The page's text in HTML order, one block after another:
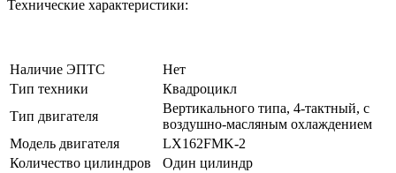
Технические характеристики:
Наличие ЭПТС
Нет
Тип техники
Квадроцикл
Тип двигателя
Вертикального типа, 4-тактный, с
воздушно-масляным охлаждением
Модель двигателя
LX162FMK-2
Количество цилиндров
Один цилиндр